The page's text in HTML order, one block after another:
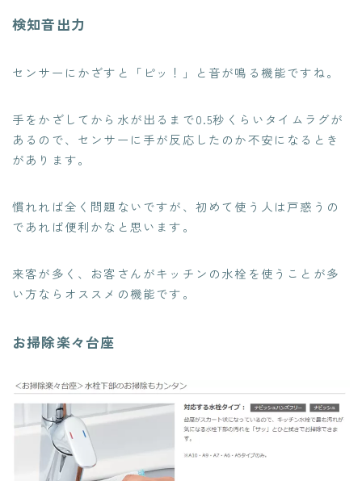
検知音出力
センサーにかざすと「ピッ！」と音が鳴る機能ですね。
手をかざしてから水が出るまで0.5秒くらいタイムラグが
あるので、センサーに手が反応したのか不安になるとき
があります。
慣れれば全く問題ないですが、初めて使う人は戸惑うの
であれば便利かなと思います。
来客が多く、お客さんがキッチンの水栓を使うことが多
い方ならオススメの機能です。
お掃除楽々台座